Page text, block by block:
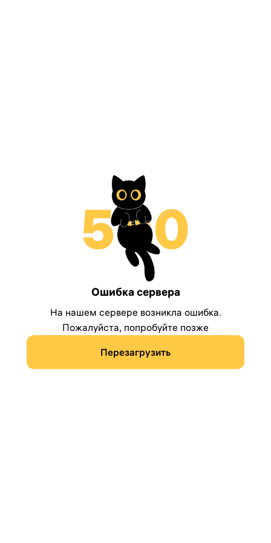
Ошибка сервера
На нашем сервере возникла ошибка.
Пожалуйста, попробуйте позже
Перезагрузить